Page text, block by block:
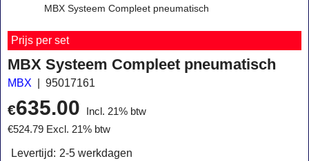
MBX Systeem Compleet pneumatisch
Prijs per set
MBX Systeem Compleet pneumatisch
MBX 95017161
€635.00
Incl. 21% btw
€524.79 Excl. 21% btw
Levertijd: 2-5 werkdagen